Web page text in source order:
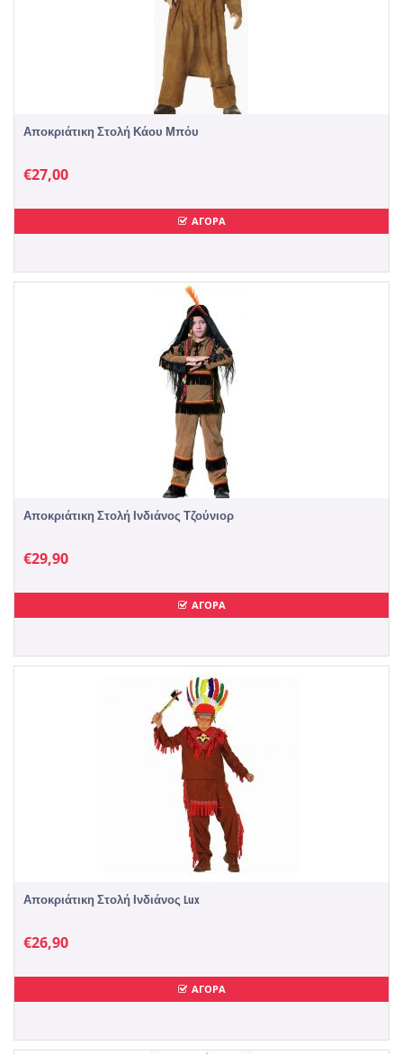
Αποκριάτικη Στολή Κάου Μπόυ
€27,00
ΑΓΟΡΑ
Αποκριάτικη Στολή Ινδιάνος Τζούνιορ
€29,90
ΑΓΟΡΑ
Αποκριάτικη Στολή Ινδιάνος Lux
€26,90
ΑΓΟΡΑ